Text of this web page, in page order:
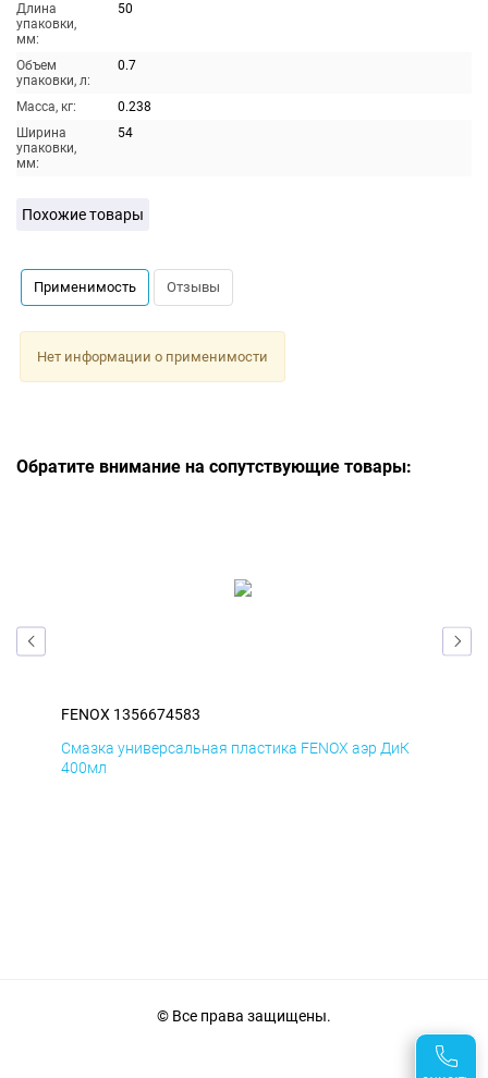
Длина
упаковки,
мм:
50
Объем
упаковки, л:
0.7
Масса, кг:
0.238
Ширина
упаковки,
мм:
54
Похожие товары
Применимость Отзывы
Нет информации о применимости
Обратите внимание на сопутствующие товары:
FENOX 1356674583
Смазка универсальная пластика FENOX аэр ДиК
400мл
© Все права защищены.